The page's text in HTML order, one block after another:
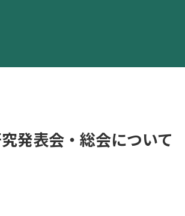
発表会・総会について